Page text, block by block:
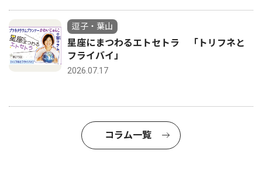
逗子・葉山
星座にまつわるエトセトラ 「トリフネと
フライバイ」
2026.07.17
コラム一覧